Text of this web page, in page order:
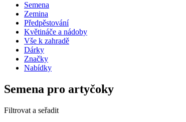
Semena
Zemina
Předpěstování
Květináče a nádoby
Vše k zahradě
Dárky
Značky
Nabídky
Semena pro artyčoky
Filtrovat a seřadit